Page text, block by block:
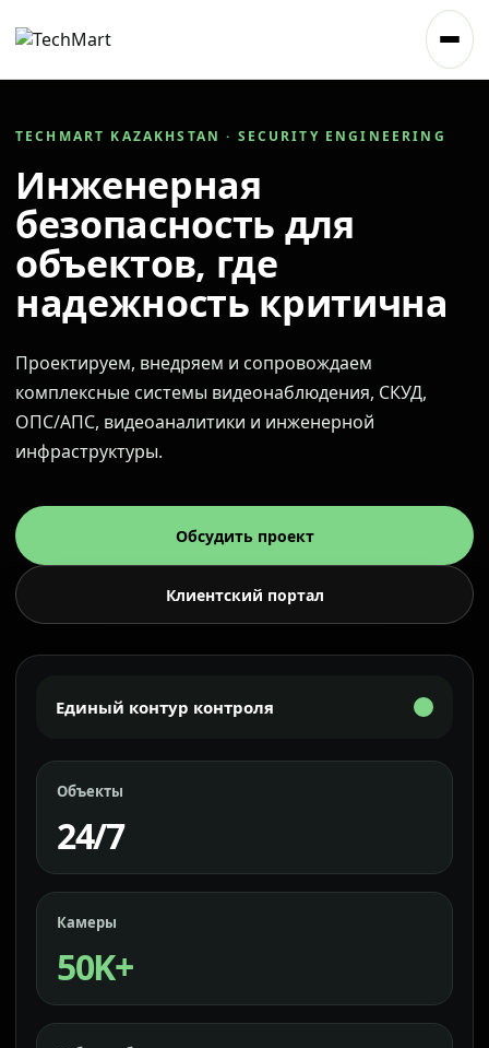
TECHMART KAZAKHSTAN · SECURITY ENGINEERING
Инженерная
безопасность для
объектов, где
надежность критична
Проектируем, внедряем и сопровождаем
комплексные системы видеонаблюдения, СКУД,
ОПС/АПС, видеоаналитики и инженерной
инфраструктуры.
Обсудить проект
Клиентский портал
Единый контур контроля
Объекты
24/7
Камеры
50K+